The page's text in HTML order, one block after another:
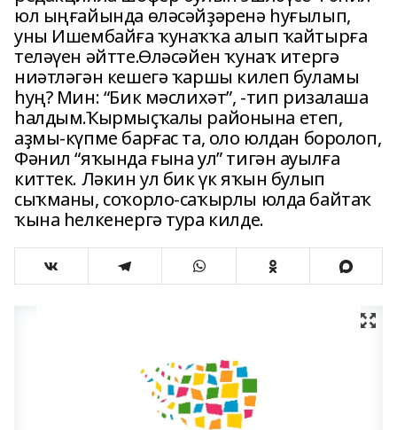
юл ыңғайында өләсәйҙәренә һуғылып,
уны Ишембайға ҡунаҡҡа алып ҡайтырға
теләүен әйтте.Өләсәйен ҡунаҡ итергә
ниәтләгән кешегә ҡаршы килеп буламы
һуң? Мин: “Бик мәслихәт”, -тип ризалаша
һалдым.Ҡырмыҫҡалы районына етеп,
аҙмы-күпме барғас та, оло юлдан боролоп,
Фәнил “яҡында ғына ул” тигән ауылға
киттек. Ләкин ул бик үк яҡын булып
сыҡманы, соҡорло-саҡырлы юлда байтаҡ
ҡына һелкенергә тура килде.